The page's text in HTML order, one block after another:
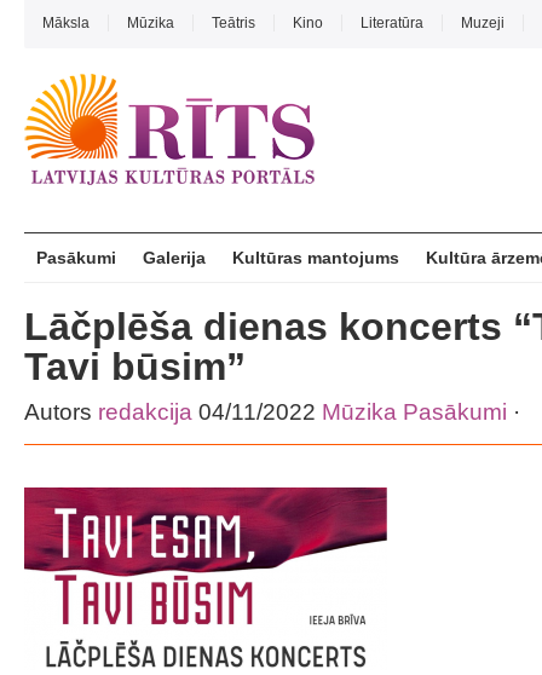
Māksla Mūzika Teātris Kino Literatūra Muzeji
Pasākumi Galerija Kultūras mantojums Kultūra
Lāčplēša dienas koncerts
Tavi būsim”
Autors redakcija 04/11/2022 Mūzika Pasākumi ·